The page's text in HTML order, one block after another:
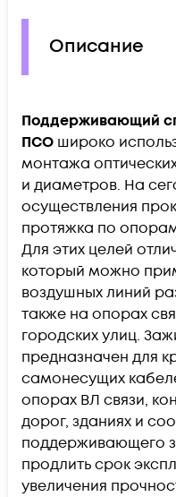
Описание
Поддерживающий
ПСО широко
монтажа
и диаметров. На
осуществления
протяжка по
Для этих целей
который можно
воздушных линий
также на опорах
городских улиц.
предназначен для
самонесущих
опорах ВЛ связи,
дорог, зданиях и
поддерживающего
продлить срок
увеличения